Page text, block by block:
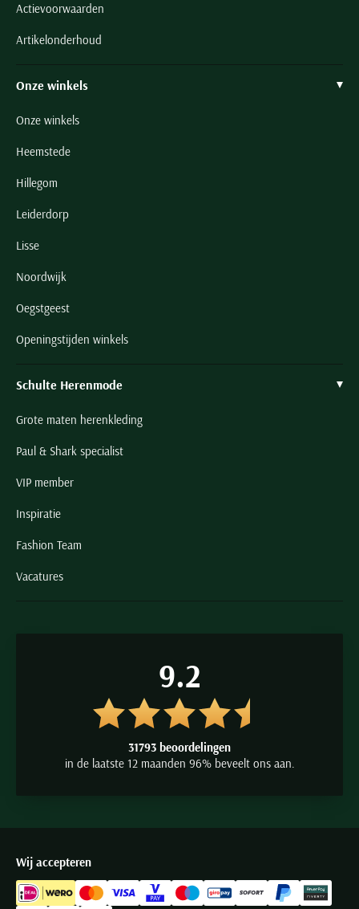
Actievoorwaarden
Artikelonderhoud
Onze winkels
Onze winkels
Heemstede
Hillegom
Leiderdorp
Lisse
Noordwijk
Oegstgeest
Openingstijden winkels
Schulte Herenmode
Grote maten herenkleding
Paul & Shark specialist
VIP member
Inspiratie
Fashion Team
Vacatures
9.2
31793 beoordelingen
in de laatste 12 maanden 96% beveelt ons aan.
Wij accepteren